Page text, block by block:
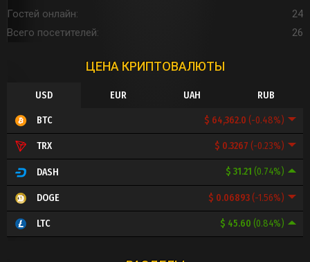
Гостей онлайн
24
Всего посетителей
26
ЦЕНА КРИПТОВАЛЮТЫ
USD EUR UAH RUB
$ 64,362.0 (-0.48%)
BTC
$ 0.3267 (-0.23%)
TRX
$ 31.21 (0.74%)
DASH
$ 0.06893(-1.56%)
DOGE
$ 45.60 (0.84%)
LTC